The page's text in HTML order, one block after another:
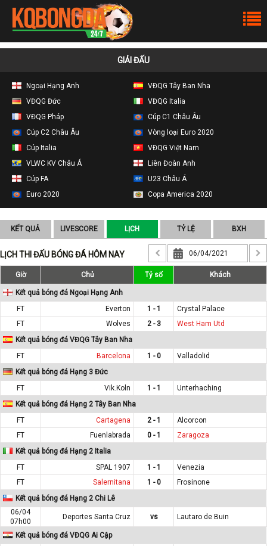
GIẢI ĐẤU
Ngoại Hạng Anh
VĐQG Tây Ban Nha
VĐQG Đức
VĐQG Italia
VĐQG Pháp
Cúp C1 Châu Âu
Cúp C2 Châu Âu
Vòng loại Euro 2020
Cúp Italia
VĐQG Việt Nam
VLWC KV Châu Á
Liên Đoàn Anh
Cúp FA
U23 Châu Á
Euro 2020
Copa America 2020
KẾT QUẢ LIVESCORE LỊCH TỶ LỆ BXH
LỊCH THI ĐẤU BÓNG ĐÁ HÔM NAY
Giờ Chủ Tỷ số Khách
Kết quả bóng đá Ngoại Hạng Anh
FT
Everton 1 - 1
Crystal Palace
FT
Wolves 2 - 3
West Ham Utd
Kết quả bóng đá VĐQG Tây Ban Nha
FT
Barcelona 1 - 0
Valladolid
Kết quả bóng đá Hạng 3 Đức
FT
Vik.Koln 1 - 1
Unterhaching
Kết quả bóng đá Hạng 2 Tây Ban Nha
FT
Cartagena 2 - 1
Alcorcon
FT
Fuenlabrada 0 - 1
Zaragoza
Kết quả bóng đá Hạng 2 Italia
FT
SPAL 1907 1 - 1
Venezia
FT
Salernitana 1 - 0
Frosinone
Kết quả bóng đá Hạng 2 Chi Lê
06/04
07h00
Deportes Santa Cruz vs Lautaro de Buin
Kết quả bóng đá VĐQG Ai Cập